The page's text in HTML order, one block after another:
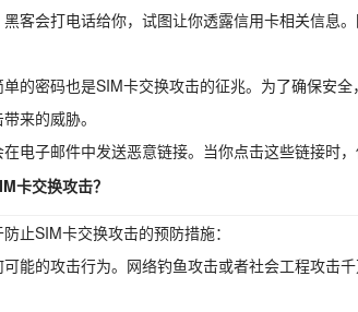
黑客会打电话给你，试图让你透露信用卡相关信息
的密码也是SIM卡交换攻击的征兆。为了确保安
来的威胁。
电子邮件中发送恶意链接。当你点击这些链接时
卡交换攻击？
止SIM卡交换攻击的预防措施：
能的攻击行为。 网络钓鱼攻击或者社会工程攻击